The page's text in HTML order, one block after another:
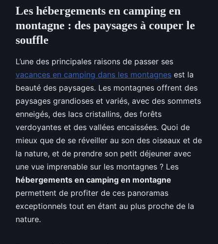
Les hébergements en camping en
montagne : des paysages à couper le
souffle
L’une des principales raisons de passer ses
vacances en camping dans les montagnes est la
beauté des paysages. Les montagnes offrent des
paysages grandioses et variés, avec des sommets
enneigés, des lacs cristallins, des forêts
verdoyantes et des vallées encaissées. Quoi de
mieux que de se réveiller au son des oiseaux et de
la nature, et de prendre son petit déjeuner avec
une vue imprenable sur les montagnes ? Les
hébergements en camping en montagne
permettent de profiter de ces panoramas
exceptionnels tout en étant au plus proche de la
nature.